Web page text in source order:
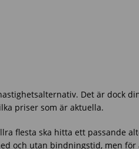
Det är dock
priser som är aktuella.
flesta ska hitta ett passande
och utan bindningstid, men för